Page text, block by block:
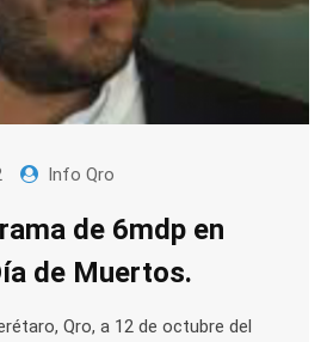
Info Qro
de 6mdp en
de Muertos.
Qro, a 12 de octubre del